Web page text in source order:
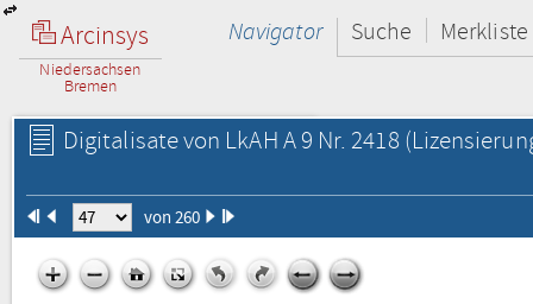
Arcinsys
Niedersachsen
Bremen
Navigator Suche Merkliste
Digitalisate von LkAH A 9 Nr. 2418
von 260